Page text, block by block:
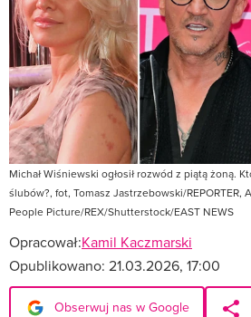
Michał Wiśniewski ogłosił rozwód z piątą żoną.
ślubów?, fot, Tomasz Jastrzebowski/REPORTER,
People Picture/REX/Shutterstock/EAST NEWS
Opracował:Kamil Kaczmarski
Opublikowano: 21.03.2026, 17:00
Obserwuj nas w Google